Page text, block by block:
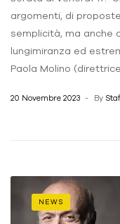
argomenti, di
semplicità, ma anche
lungimiranza ed
Paola Molino
20 Novembre 2023 By
NEWS